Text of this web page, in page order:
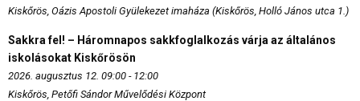
Kiskőrös, Oázis Apostoli Gyülekezet imaháza (Kiskőrös, Holló János utca 1.)
Sakkra fel! – Háromnapos sakkfoglalkozás várja az általános
iskolásokat Kiskőrösön
2026. augusztus 12. 09:00 - 12:00
Kiskőrös, Petőfi Sándor Művelődési Központ